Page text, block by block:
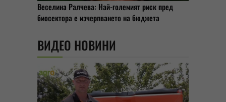
Веселина Ралчева: Най-големият риск пред
биосектора е изчерпването на бюджета
ВИДЕО НОВИНИ